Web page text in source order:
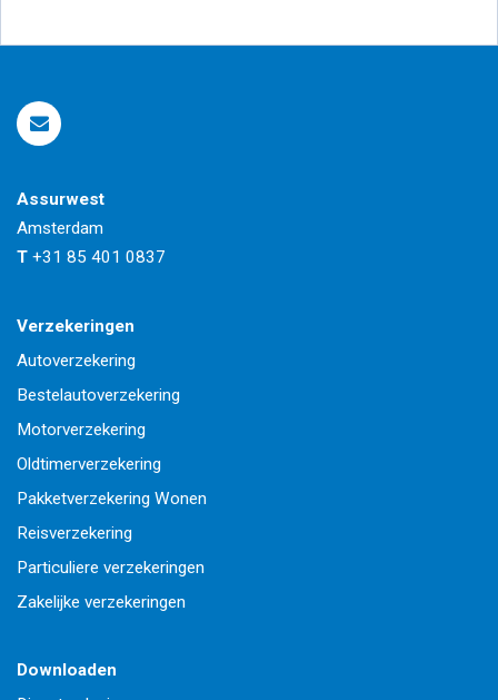
Assurwest
Amsterdam
T +31 85 401 0837
Verzekeringen
Autoverzekering
Bestelautoverzekering
Motorverzekering
Oldtimerverzekering
Pakketverzekering Wonen
Reisverzekering
Particuliere verzekeringen
Zakelijke verzekeringen
Downloaden